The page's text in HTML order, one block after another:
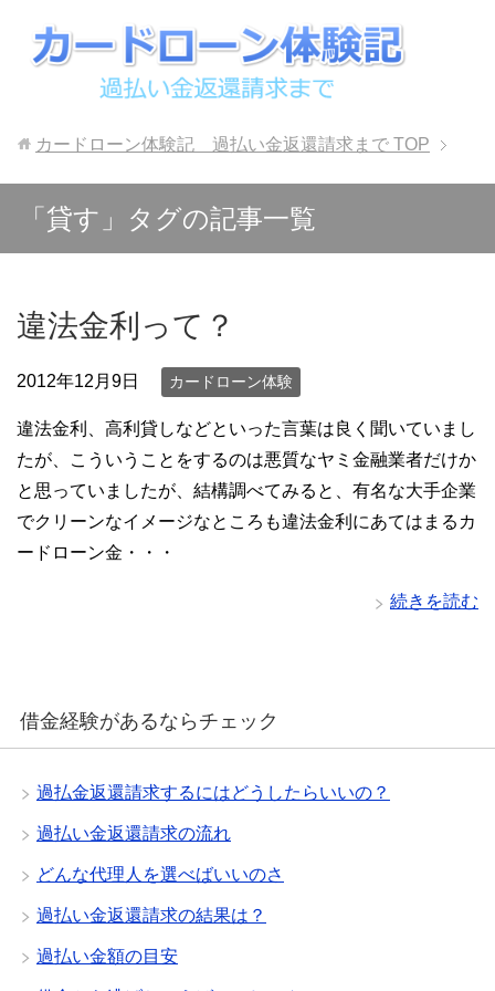
カードローン体験記 過払い金返還請求まで TOP
「貸す」タグの記事一覧
違法金利って？
2012年12月9日 カードローン体験
違法金利、高利貸しなどといった言葉は良く聞いていまし
たが、こういうことをするのは悪質なヤミ金融業者だけか
と思っていましたが、結構調べてみると、有名な大手企業
でクリーンなイメージなところも違法金利にあてはまるカ
ードローン金・・・
続きを読む
借金経験があるならチェック
過払金返還請求するにはどうしたらいいの？
過払い金返還請求の流れ
どんな代理人を選べばいいのさ
過払い金返還請求の結果は？
過払い金額の目安